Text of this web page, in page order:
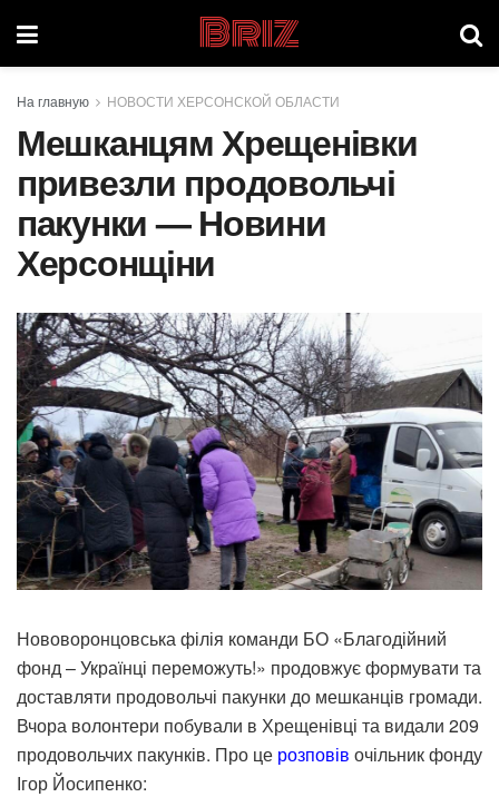
Briz
На главную НОВОСТИ ХЕРСОНСКОЙ ОБЛАСТИ
Мешканцям Хрещенівки
привезли продовольчі
пакунки — Новини
Херсонщіни
Нововоронцовська філія команди БО «Благодійний
фонд – Українці переможуть!» продовжує формувати та
доставляти продовольчі пакунки до мешканців громади.
Вчора волонтери побували в Хрещенівці та видали 209
продовольчих пакунків. Про це розповів очільник фонду
Ігор Йосипенко: